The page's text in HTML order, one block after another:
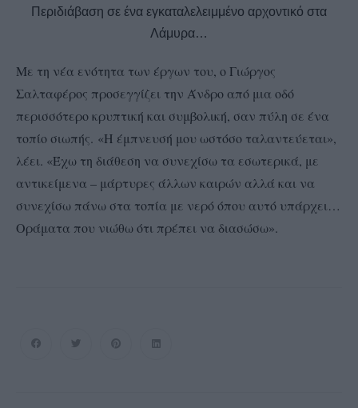
Περιδιάβαση σε ένα εγκαταλελειμμένο αρχοντικό στα
Λάμυρα…
Με τη νέα ενότητα των έργων του, ο Γιώργος
Σαλταφέρος προσεγγίζει την Άνδρο από μια οδό
περισσότερο κρυπτική και συμβολική, σαν πύλη σε ένα
τοπίο σιωπής. «Η έμπνευσή μου ωστόσο ταλαντεύεται»,
λέει. «Έχω τη διάθεση να συνεχίσω τα εσωτερικά, με
αντικείμενα – μάρτυρες άλλων καιρών αλλά και να
συνεχίσω πάνω στα τοπία με νερό όπου αυτό υπάρχει…
Οράματα που νιώθω ότι πρέπει να διασώσω».